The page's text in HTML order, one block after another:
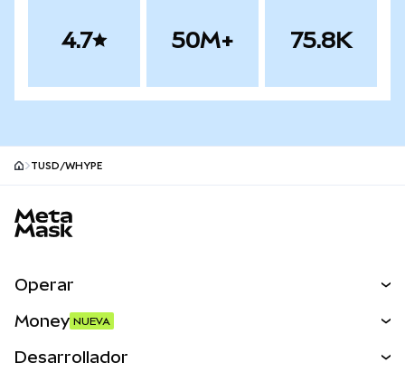
4.7 50M+ 75.8K
TUSD/WHYPE
Operar
Money NUEVA
Desarrollador